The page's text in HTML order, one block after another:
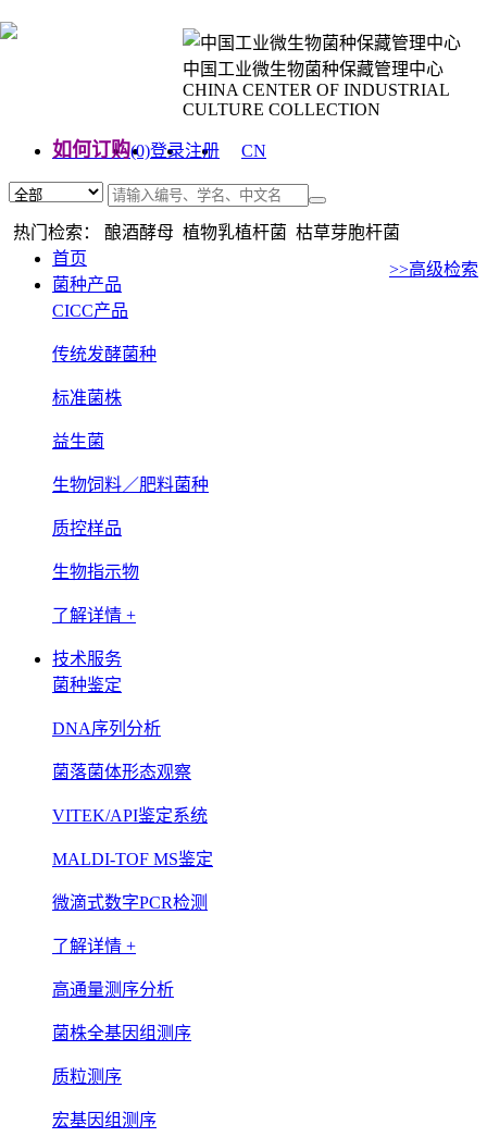
中国工业微生物菌种保藏管理中心
CHINA CENTER OF INDUSTRIAL
CULTURE COLLECTION
如何订购(0)登录注册
CN
热门检索： 酿酒酵母 植物乳植杆菌 枯草芽胞杆菌
>>高级检索
首页
菌种产品
CICC产品
传统发酵菌种
标准菌株
益生菌
生物饲料／肥料菌种
质控样品
生物指示物
了解详情 +
技术服务
菌种鉴定
DNA序列分析
菌落菌体形态观察
VITEK/API鉴定系统
MALDI-TOF MS鉴定
微滴式数字PCR检测
了解详情 +
高通量测序分析
菌株全基因组测序
质粒测序
宏基因组测序